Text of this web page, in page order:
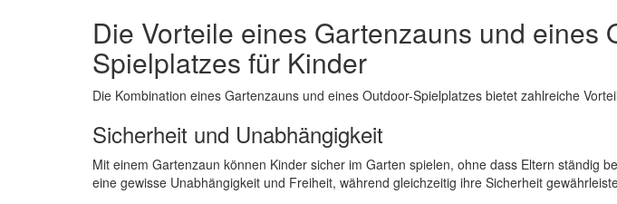
Die Vorteile eines Gartenzauns und eines
Spielplatzes für Kinder
Die Kombination eines Gartenzauns und eines Outdoor-Spielplatzes bietet zahlreiche
Sicherheit und Unabhängigkeit
Mit einem Gartenzaun können Kinder sicher im Garten spielen, ohne dass Eltern ständig
eine gewisse Unabhängigkeit und Freiheit, während gleichzeitig ihre Sicherheit